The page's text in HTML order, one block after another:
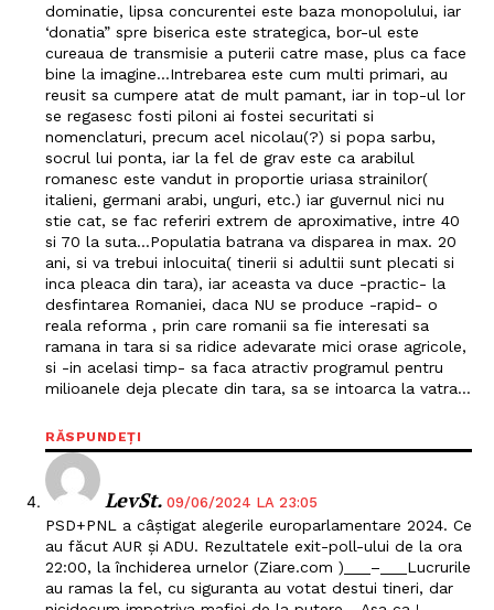
dominatie, lipsa concurentei este baza monopolului, iar
‘donatia” spre biserica este strategica, bor-ul este
cureaua de transmisie a puterii catre mase, plus ca face
bine la imagine…Intrebarea este cum multi primari, au
reusit sa cumpere atat de mult pamant, iar in top-ul lor
se regasesc fosti piloni ai fostei securitati si
nomenclaturi, precum acel nicolau(?) si popa sarbu,
socrul lui ponta, iar la fel de grav este ca arabilul
romanesc este vandut in proportie uriasa strainilor(
italieni, germani arabi, unguri, etc.) iar guvernul nici nu
stie cat, se fac referiri extrem de aproximative, intre 40
si 70 la suta…Populatia batrana va disparea in max. 20
ani, si va trebui inlocuita( tinerii si adultii sunt plecati si
inca pleaca din tara), iar aceasta va duce -practic- la
desfintarea Romaniei, daca NU se produce -rapid- o
reala reforma , prin care romanii sa fie interesati sa
ramana in tara si sa ridice adevarate mici orase agricole,
si -in acelasi timp- sa faca atractiv programul pentru
milioanele deja plecate din tara, sa se intoarca la vatra…
RĂSPUNDEȚI
LevSt. 09/06/2024 LA 23:05
PSD+PNL a câștigat alegerile europarlamentare 2024. Ce
au făcut AUR și ADU. Rezultatele exit-poll-ului de la ora
22:00, la închiderea urnelor (Ziare.com )___–___Lucrurile
au ramas la fel, cu siguranta au votat destui tineri, dar